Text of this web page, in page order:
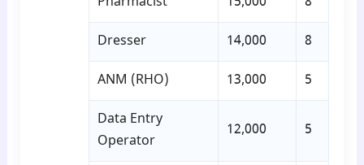
Dresser 14,000 8
ANM (RHO) 13,000 5
Data Entry
Operator
12,000 5